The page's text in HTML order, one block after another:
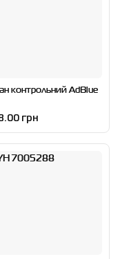
контрольний AdBlue
грн